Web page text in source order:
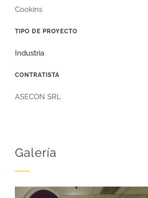
Cookins
TIPO DE PROYECTO
Industria
CONTRATISTA
ASECON SRL
Galería